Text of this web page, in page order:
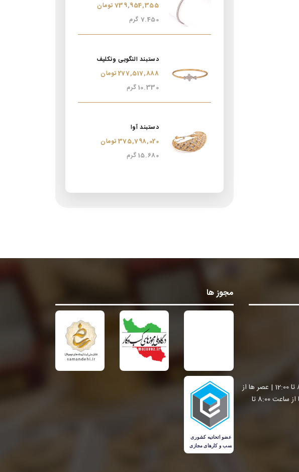
739,954,355 تومان
7.450 گرم
دستبند النگویی ونکلیف
277,517,888 تومان
10.330 گرم
دستبند آوا
375,798,020 تومان
15.680 گرم
شنبه تا چهار شنبه صبح ها از ساعت 8:00 تا 12:00 | عصر ها از
ساعت 16:00 تا 21:00 | پنج شنبه صبح ها از ساعت 8:00 تا
مجوز ها